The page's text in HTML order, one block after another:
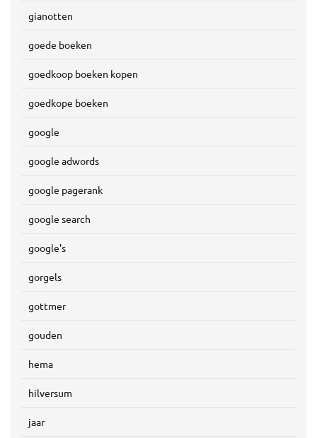
gianotten
goede boeken
goedkoop boeken kopen
goedkope boeken
google
google adwords
google pagerank
google search
google's
gorgels
gottmer
gouden
hema
hilversum
jaar